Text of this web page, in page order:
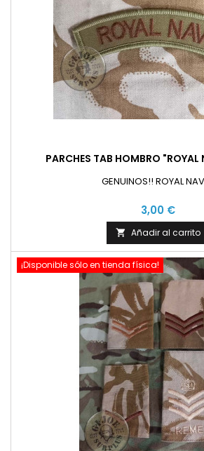
PARCHES TAB HOMBRO "ROYAL
GENUINOS!! ROYAL
3,00 €
 Añadir al carrito
¡Disponible sólo en tienda física!